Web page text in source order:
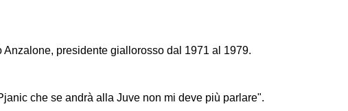
Anzalone, presidente giallorosso dal 1971 al 1979.
che se andrà alla Juve non mi deve più parlare".